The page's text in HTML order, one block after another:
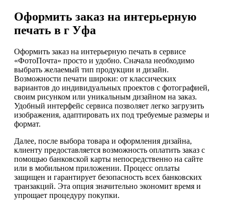
Оформить заказ на интерьерную
печать в г Уфа
Оформить заказ на интерьерную печать в сервисе
«ФотоПочта» просто и удобно. Сначала необходимо
выбрать желаемый тип продукции и дизайн.
Возможности печати широки: от классических
вариантов до индивидуальных проектов с фотографией,
своим рисунком или уникальным дизайном на заказ.
Удобный интерфейс сервиса позволяет легко загрузить
изображения, адаптировать их под требуемые размеры и
формат.
Далее, после выбора товара и оформления дизайна,
клиенту предоставляется возможность оплатить заказ с
помощью банковской карты непосредственно на сайте
или в мобильном приложении. Процесс оплаты
защищен и гарантирует безопасность всех банковских
транзакций. Эта опция значительно экономит время и
упрощает процедуру покупки.